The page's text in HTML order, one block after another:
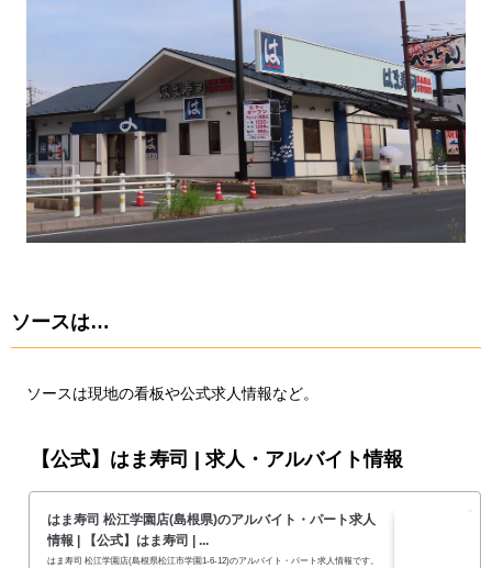
ソースは…
ソースは現地の看板や公式求人情報など。
【公式】はま寿司 | 求人・アルバイト情報
はま寿司 松江学園店(島根県)のアルバイト・パート求人
情報 | 【公式】はま寿司 | ...
はま寿司 松江学園店(島根県松江市学園1-6-12)のアルバイト・パート求人情報です。